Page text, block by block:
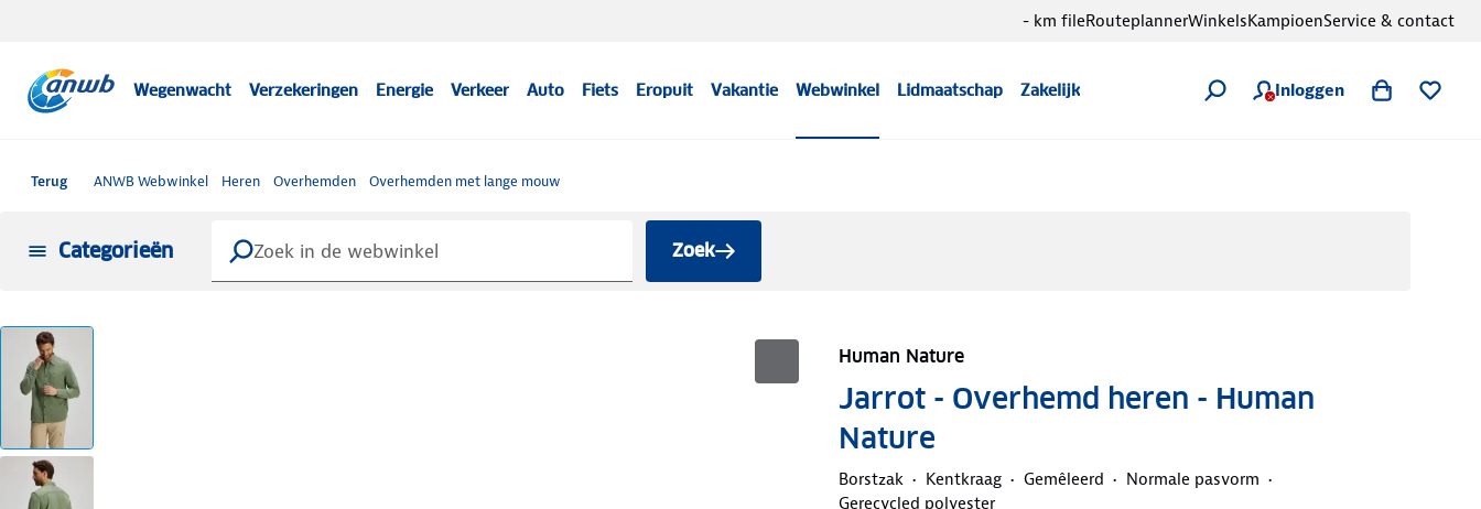
Wegenwacht Verzekeringen Energie Verkeer Auto Fiets Eropuit Vakantie Webwinkel Lidmaatschap Zakelijk Inloggen
- km fileRouteplannerWinkelsKampioenService & contact
Terug ANWB Webwinkel Heren Overhemden Overhemden met lange mouw
Categorieën Zoek
Human Nature
Jarrot - Overhemd heren - Human
Nature
Borstzak Kentkraag Gemêleerd
Normale pasvorm
Gerecycled polyester